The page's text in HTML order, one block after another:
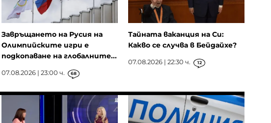
Завръщането на Русия на
Олимпийските игри е
подкопаване на глобалните...
07.08.2026 | 23:00 ч. 68
Тайната ваканция на Си:
Какво се случва в Бейдайхе?
07.08.2026 | 22:30 ч. 12